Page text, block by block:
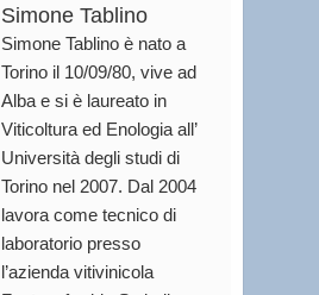
Simone Tablino
Simone Tablino è nato a
Torino il 10/09/80, vive ad
Alba e si è laureato in
Viticoltura ed Enologia all’
Università degli studi di
Torino nel 2007. Dal 2004
lavora come tecnico di
laboratorio presso
l’azienda vitivinicola